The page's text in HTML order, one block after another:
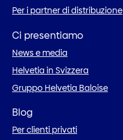
Per i partner di distribuzione
Ci presentiamo
News e media
Helvetia in Svizzera
Gruppo Helvetia Baloise
Blog
Per clienti privati